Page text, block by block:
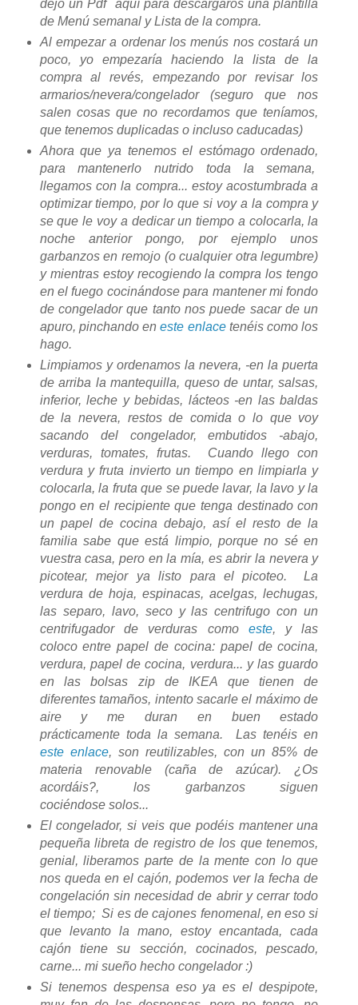
dejo un Pdf aquí para descargaros una plantilla
de Menú semanal y Lista de la compra.
Al empezar a ordenar los menús nos costará un
poco, yo empezaría haciendo la lista de la
compra al revés, empezando por revisar los
armarios/nevera/congelador (seguro que nos
salen cosas que no recordamos que teníamos,
que tenemos duplicadas o incluso caducadas)
Ahora que ya tenemos el estómago ordenado,
para mantenerlo nutrido toda la semana,
llegamos con la compra... estoy acostumbrada a
optimizar tiempo, por lo que si voy a la compra y
se que le voy a dedicar un tiempo a colocarla, la
noche anterior pongo, por ejemplo unos
garbanzos en remojo (o cualquier otra legumbre)
y mientras estoy recogiendo la compra los tengo
en el fuego cocinándose para mantener mi fondo
de congelador que tanto nos puede sacar de un
apuro, pinchando eneste enlacetenéis como los
hago.
Limpiamos y ordenamos la nevera, -en la puerta
de arriba la mantequilla, queso de untar, salsas,
inferior, leche y bebidas, lácteos -en las baldas
de la nevera, restos de comida o lo que voy
sacando del congelador, embutidos -abajo,
verduras, tomates, frutas. Cuando llego con
verdura y fruta invierto un tiempo en limpiarla y
colocarla, la fruta que se puede lavar, la lavo y la
pongo en el recipiente que tenga destinado con
un papel de cocina debajo, así el resto de la
familia sabe que está limpio, porque no sé en
vuestra casa, pero en la mía, es abrir la nevera y
picotear, mejor ya listo para el picoteo. La
verdura de hoja, espinacas, acelgas, lechugas,
las separo, lavo, seco y las centrifugo con un
centrifugador de verduras comoeste, y las
coloco entre papel de cocina: papel de cocina,
verdura, papel de cocina, verdura... y las guardo
en las bolsas zip de IKEA que tienen de
diferentes tamaños, intento sacarle el máximo de
aire y me duran en buen estado
prácticamente toda la semana. Las tenéis en
este enlace, son reutilizables, con un 85% de
materia renovable (caña de azúcar). ¿Os
acordáis?, los garbanzos siguen
cociéndose solos...
El congelador, si veis que podéis mantener una
pequeña libreta de registro de los que tenemos,
genial, liberamos parte de la mente con lo que
nos queda en el cajón, podemos ver la fecha de
congelación sin necesidad de abrir y cerrar todo
el tiempo; Si es de cajones fenomenal, en eso si
que levanto la mano, estoy encantada, cada
cajón tiene su sección, cocinados, pescado,
carne... mi sueño hecho congelador :)
Si tenemos despensa eso ya es el despipote,